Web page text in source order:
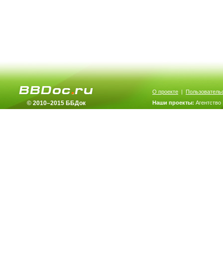
© 2010–2015 ББДок
О проекте |
Наши проекты: